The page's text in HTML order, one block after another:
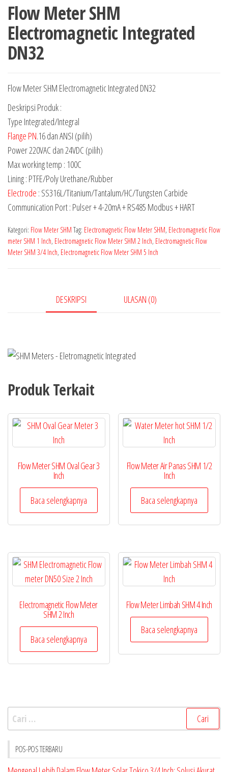
Flow Meter SHM
Electromagnetic Integrated
DN32
Flow Meter SHM Electromagnetic Integrated DN32
Deskripsi Produk :
Type Integrated/Integral
Flange PN.16 dan ANSI (pilih)
Power 220VAC dan 24VDC (pilih)
Max working temp : 100C
Lining : PTFE/Poly Urethane/Rubber
Electrode : SS316L/Titanium/Tantalum/HC/Tungsten Carbide
Communication Port : Pulser + 4-20mA + RS485 Modbus + HART
Kategori: Flow Meter SHM Tag: Electromagnetic Flow Meter SHM, Electromagnetic Flow
meter SHM 1 Inch, Electromagnetic Flow Meter SHM 2 Inch, Electromagnetic Flow
Meter SHM 3/4 Inch, Electromagnetic Flow Meter SHM 5 Inch
DESKRIPSI ULASAN (0)
Produk Terkait
Flow Meter SHM Oval Gear 3
Inch
Baca selengkapnya
Flow Meter Air Panas SHM 1/2
Inch
Baca selengkapnya
Electromagnetic Flow Meter
SHM 2 Inch
Baca selengkapnya
Flow Meter Limbah SHM 4 Inch
Baca selengkapnya
Cari
untuk:
POS-POS TERBARU